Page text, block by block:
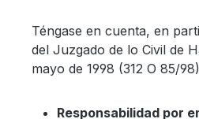
Téngase en cuenta, en
del Juzgado de lo Civil de
mayo de 1998 (312 O 85/
Responsabilidad por